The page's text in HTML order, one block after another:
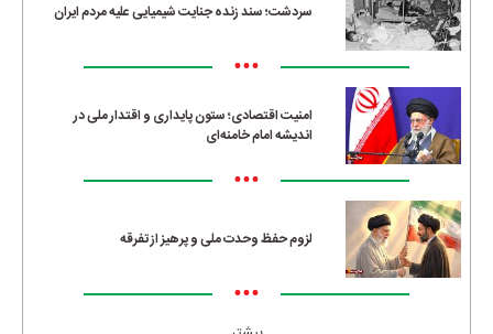
سردشت؛ سند زنده جنایت شیمیایی علیه مردم ایران
•••
امنیت اقتصادی؛ ستون پایداری و اقتدار ملی در
اندیشه امام خامنه‌ای
•••
لزوم حفظ وحدت ملی و پرهیز از تفرقه
•••